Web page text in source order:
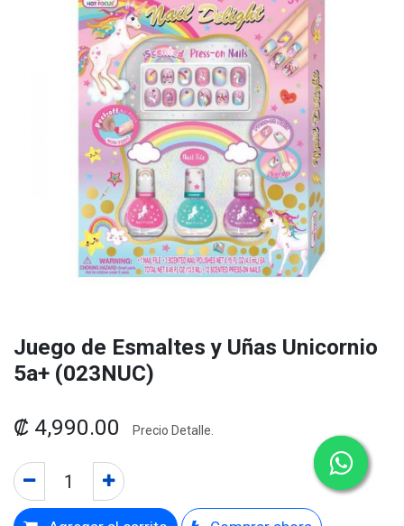
Juego de Esmaltes y Uñas Unicornio
5a+ (023NUC)
₡ 4,990.00 Precio Detalle.